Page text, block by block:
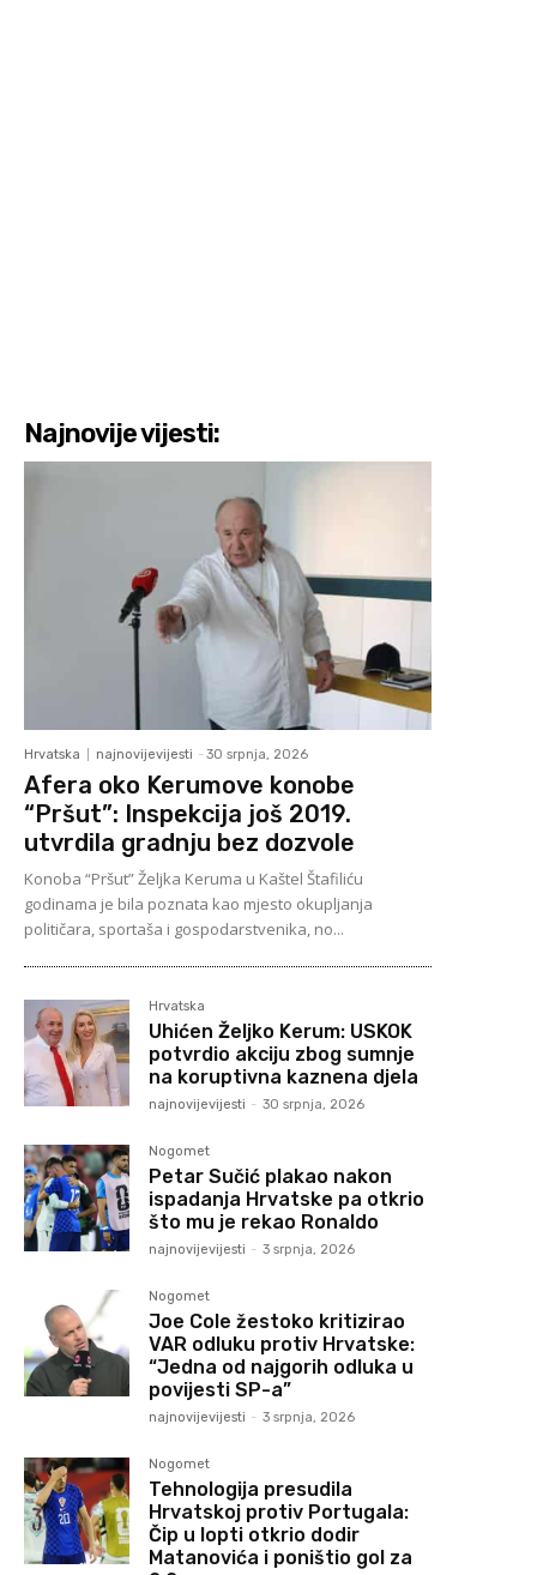
Najnovije vijesti:
Hrvatska najnovijevijesti - 30 srpnja, 2026
Afera oko Kerumove konobe
“Pršut”: Inspekcija još 2019.
utvrdila gradnju bez dozvole
Konoba “Pršut” Željka Keruma u Kaštel Štafiliću
godinama je bila poznata kao mjesto okupljanja
političara, sportaša i gospodarstvenika, no...
Hrvatska
Uhićen Željko Kerum: USKOK
potvrdio akciju zbog sumnje
na koruptivna kaznena djela
najnovijevijesti - 30 srpnja, 2026
Nogomet
Petar Sučić plakao nakon
ispadanja Hrvatske pa otkrio
što mu je rekao Ronaldo
najnovijevijesti - 3 srpnja, 2026
Nogomet
Joe Cole žestoko kritizirao
VAR odluku protiv Hrvatske:
“Jedna od najgorih odluka u
povijesti SP-a”
najnovijevijesti - 3 srpnja, 2026
Nogomet
Tehnologija presudila
Hrvatskoj protiv Portugala:
Čip u lopti otkrio dodir
Matanovića i poništio gol za